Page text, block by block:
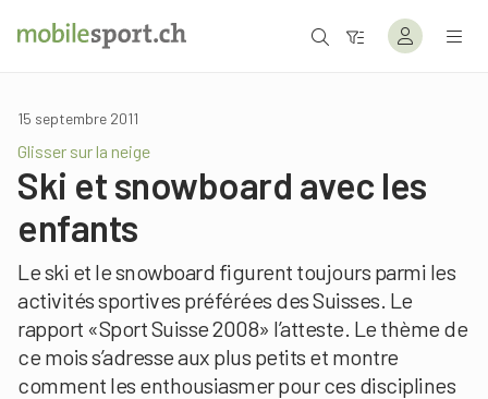
15 septembre 2011
Glisser sur la neige
Ski et snowboard avec les
enfants
Le ski et le snowboard figurent toujours parmi les
activités sportives préférées des Suisses. Le
rapport «Sport Suisse 2008» l’atteste. Le thème de
ce mois s’adresse aux plus petits et montre
comment les enthousiasmer pour ces disciplines